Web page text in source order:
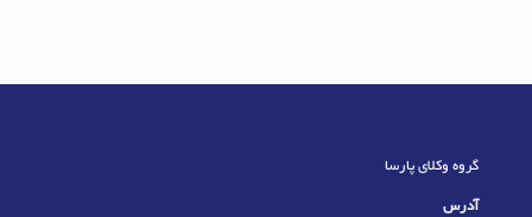
گروه وکلای پارسا
آدرس